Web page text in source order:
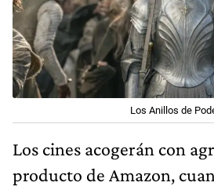
Los Anillos de
Los cines acogerán con
producto de Amazon,